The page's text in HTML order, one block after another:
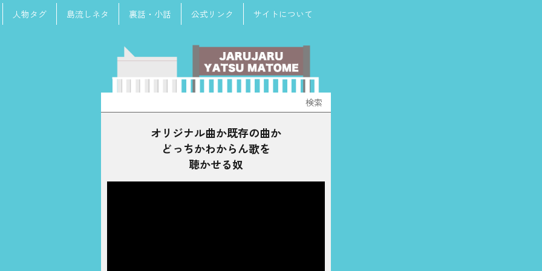
人物タグ 島流しネタ 裏話・小話 公式リンク サイトについて
索:
オリジナル曲か既存の曲か
どっちかわからん歌を
聴かせる奴